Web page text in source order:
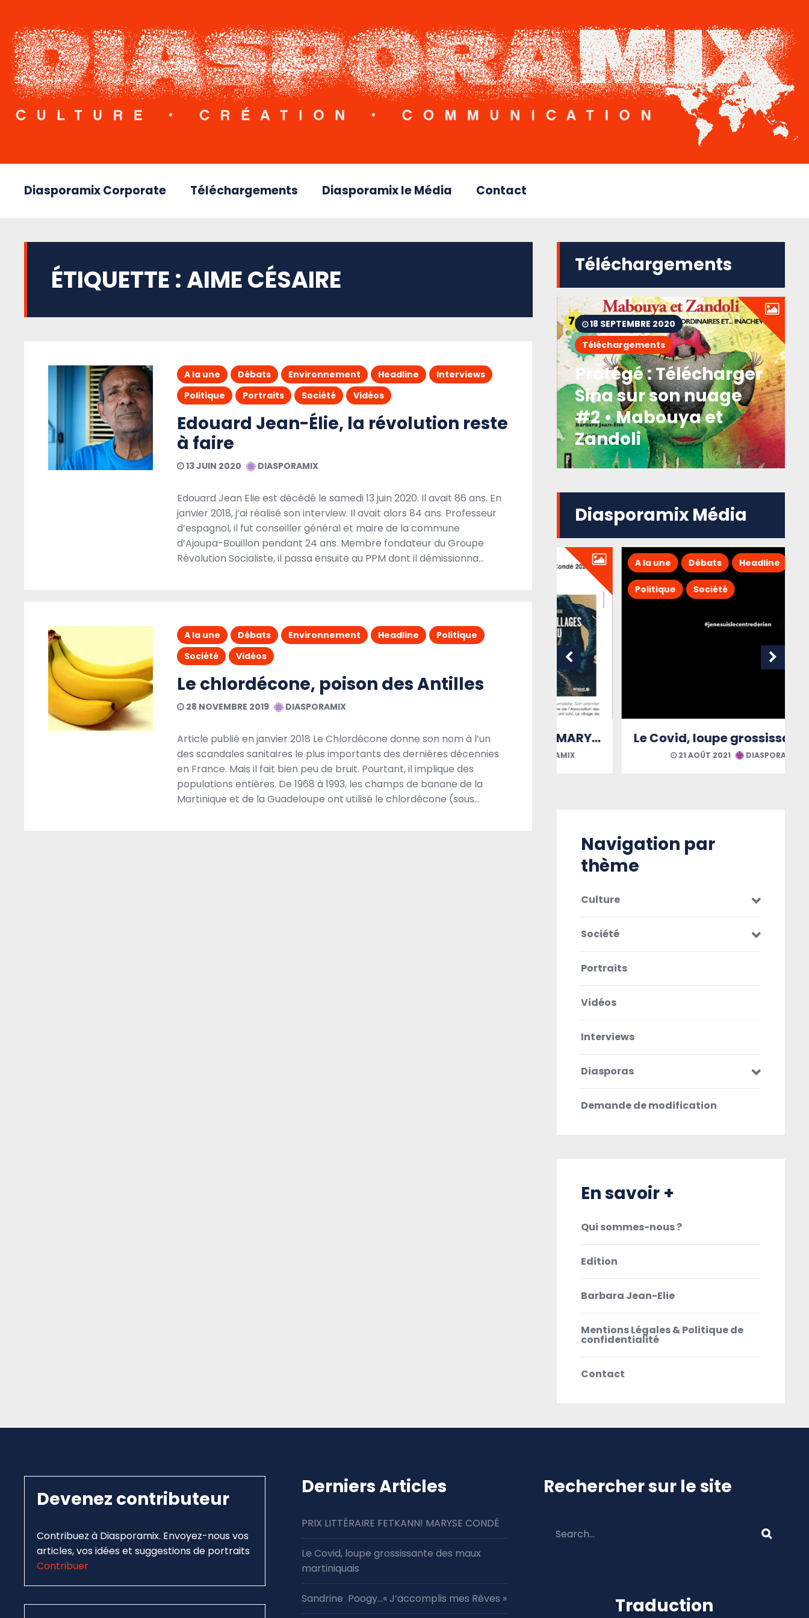
Diasporamix Corporate Téléchargements Diasporamix le Média Contact
ÉTIQUETTE :AIME CÉSAIRE
A la une Débats Environnement Headline
Interviews
Politique
Portraits Société Vidéos
Edouard Jean-Élie, la révolution reste
à faire
13 JUIN 2020 DIASPORAMIX
Edouard Jean Elie est décédé le samedi 13 juin 2020. Il avait 86 ans. En
janvier 2018, j’ai réalisé son interview. Il avait alors 84 ans. Professeur
d’espagnol, il fut conseiller général et maire de la commune
d’Ajoupa-Bouillon pendant 24 ans. Membre fondateur du Groupe
Révolution Socialiste, il passa ensuite au PPM dont il démissionna…
A la une Débats Environnement Headline
Politique
Société
Vidéos
Le chlordécone, poison des Antilles
28 NOVEMBRE 2019 DIASPORAMIX
Article publié en janvier 2018 Le Chlordécone donne son nom à l’un
des scandales sanitaires le plus importants des dernières décennies
en France. Mais il fait bien peu de bruit. Pourtant, il implique des
populations entières. De 1968 à 1993, les champs de banane de la
Martinique et de la Guadeloupe ont utilisé le chlordécone (sous…
Téléchargements
18 SEPTEMBRE 2020
Téléchargements
Protégé : Télécharger
Sina sur son nuage
#2 • Mabouya et
Zandoli
Diasporamix Média
Politique
Eldridge Cleaver sous la plume de Régis Dubois
5 AOÛT 2020 DIASPORAMIX
A la une Débats Headline
24 NOVEMBRE 2021 DIASPORAMIX
A la une Débats Headline
Politique Société
Le Covid, loupe grossissante des maux martiniquais
DIASPORAMIX
Navigation par
thème
Culture
Société
Portraits
Vidéos
Interviews
Diasporas
Demande de modification
En savoir +
Qui sommes-nous ?
Edition
Barbara Jean-Elie
Mentions Légales & Politique de
confidentialité
Contact
Devenez contributeur
Contribuez à Diasporamix. Envoyez-nous vos
articles, vos idées et suggestions de portraits
Contribuer
Derniers Articles
PRIX LITTÉRAIRE FETKANN! MARYSE CONDÉ
Le Covid, loupe grossissante des maux
martiniquais
Sandrine Poogy…« J’accomplis mes Rêves »
Rechercher sur le site
Traduction